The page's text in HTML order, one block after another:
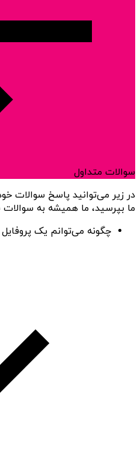
سوالات متداول
در زیر می‌توانید پاسخ سوالات
ما بپرسید، ما همیشه به
چگونه می‌توانم یک